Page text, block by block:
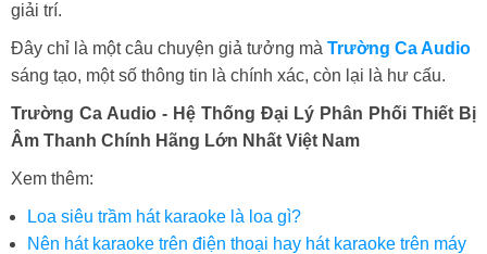
giải trí.
Đây chỉ là một câu chuyện giả tưởng mà Trường Ca Audio
sáng tạo, một số thông tin là chính xác, còn lại là hư cấu.
Trường Ca Audio - Hệ Thống Đại Lý Phân Phối Thiết Bị
Âm Thanh Chính Hãng Lớn Nhất Việt Nam
Xem thêm:
Loa siêu trầm hát karaoke là loa gì?
Nên hát karaoke trên điện thoại hay hát karaoke trên máy